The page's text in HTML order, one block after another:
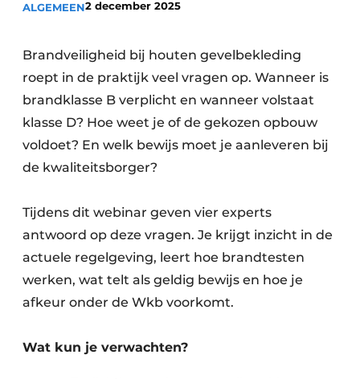
Podcasts
Vacature aanmelden
Vacatures
Video’s
ALGEMEEN2 december 2025
Brandveiligheid bij houten gevelbekleding
roept in de praktijk veel vragen op. Wanneer is
brandklasse B verplicht en wanneer volstaat
klasse D? Hoe weet je of de gekozen opbouw
voldoet? En welk bewijs moet je aanleveren bij
de kwaliteitsborger?
Tijdens dit webinar geven vier experts
antwoord op deze vragen. Je krijgt inzicht in de
actuele regelgeving, leert hoe brandtesten
werken, wat telt als geldig bewijs en hoe je
afkeur onder de Wkb voorkomt.
Wat kun je verwachten?